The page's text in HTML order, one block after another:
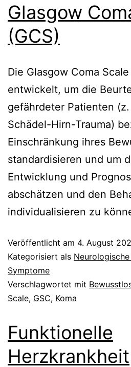
Glasgow
(GCS)
Die Glasgow Coma
entwickelt, um die
gefährdeter Patienten
Schädel-Hirn-Trauma)
Einschränkung ihres
standardisieren und um
Entwicklung und
abschätzen und den
individualisieren zu
Veröffentlicht am 4. August
Kategorisiert als
Symptome
Verschlagwortet mit
Scale, GSC, Koma
Funktionelle
Herzkrankheit